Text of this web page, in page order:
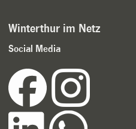
Winterthur im Netz
Social Media